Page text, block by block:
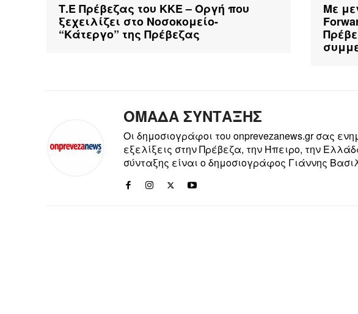
Τ.Ε Πρέβεζας του ΚΚΕ – Οργή που
ξεχειλίζει στο Νοσοκομείο-
“Κάτεργο” της Πρέβεζας
Με
ΟΜΑΔΑ ΣΥΝΤΑΞΗΣ
Οι δημοσιογράφοι του onprevezanews.gr σας
εξελίξεις στην Πρέβεζα, την Ήπειρο, την
σύνταξης είναι ο δημοσιογράφος Γιάννης